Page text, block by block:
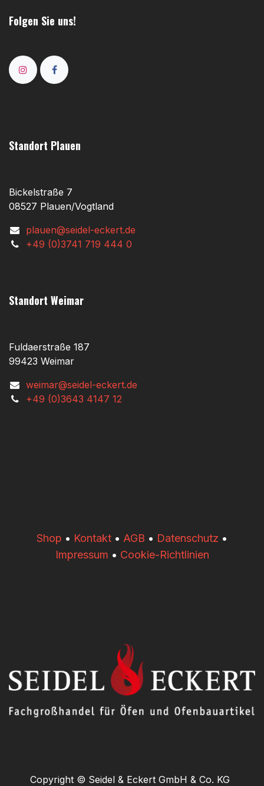
Folgen Sie uns!
Standort Plauen
Bickelstraße 7
08527 Plauen/Vogtland
plauen@seidel-eckert.de
+49 (0)3741 719 444 0
Standort Weimar
Fuldaerstraße 187
99423 Weimar
weimar@seidel-eckert.de
+49 (0)3643 4147 12
​​Shop • Kontakt • AGB • Datenschutz •
Impressum • Cookie-Richtlinien
Copyright © Seidel & Eckert GmbH & Co. KG